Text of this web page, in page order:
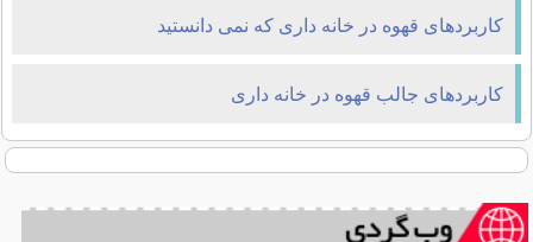
کاربردهای قهوه در خانه داری که نمی دانستید
کاربردهای جالب قهوه در خانه داری